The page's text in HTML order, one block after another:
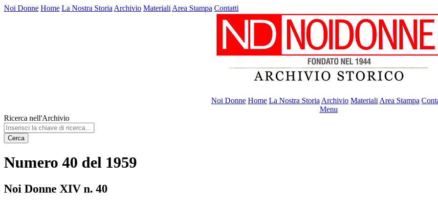
Noi Donne Home La Nostra Storia Archivio Materiali Area Stampa Contatti
Noi Donne Home La Nostra Storia Archivio Materiali Area Stampa
Menu
Ricerca nell'Archivio
Cerca
Numero 40 del 1959
Noi Donne XIV n. 40